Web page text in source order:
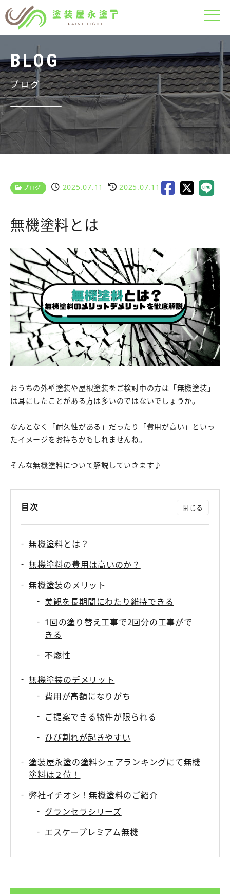
ブログ
ブログ 2025.07.11 2025.07.11
無機塗料とは
おうちの外壁塗装や屋根塗装をご検討中の方は「無機塗装」
は耳にしたことがある方は多いのではないでしょうか。
なんとなく「耐久性がある」だったり「費用が高い」といっ
たイメージをお持ちかもしれませんね。
そんな無機塗料について解説していきます♪
目次
無機塗料とは？
無機塗料の費用は高いのか？
無機塗装のメリット
美観を長期間にわたり維持できる
1回の塗り替え工事で2回分の工事がで
きる
不燃性
無機塗装のデメリット
費用が高額になりがち
ご提案できる物件が限られる
ひび割れが起きやすい
塗装屋永塗の塗料シェアランキングにて無機
塗料は２位！
弊社イチオシ！無機塗料のご紹介
グランセラシリーズ
エスケープレミアム無機